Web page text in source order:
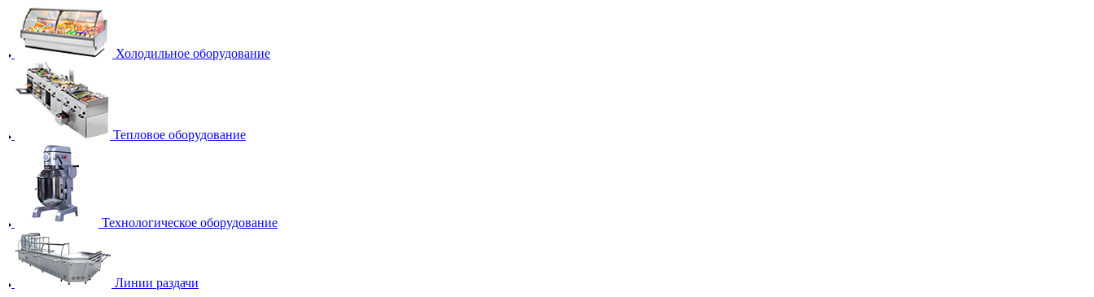
Холодильное оборудование
Тепловое оборудование
Технологическое оборудование
Линии раздачи